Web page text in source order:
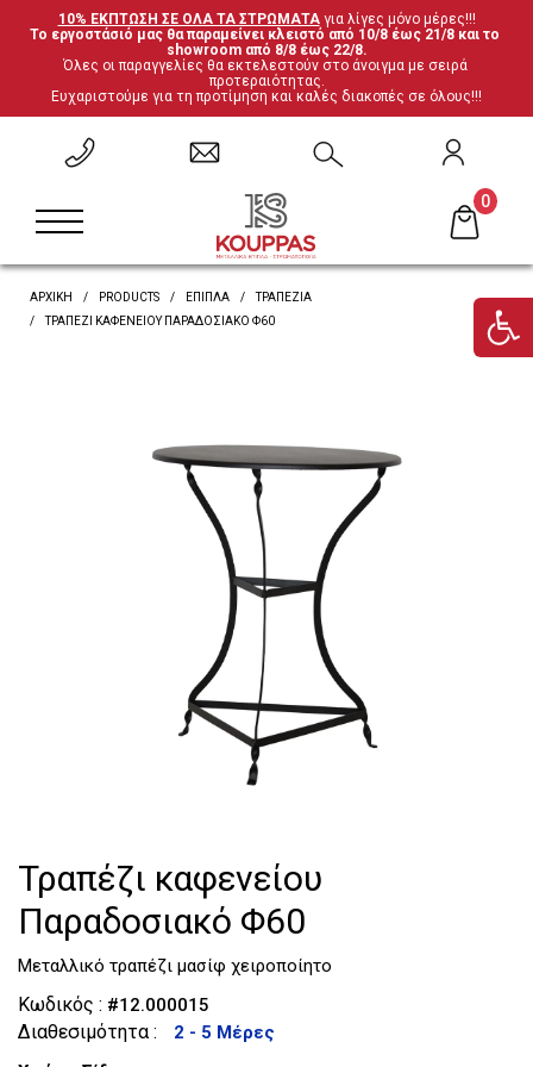
10% ΕΚΠΤΩΣΗ ΣΕ ΟΛΑ ΤΑ ΣΤΡΩΜΑΤΑ για λίγες μόνο μέρες!!!
Το εργοστάσιό μας θα παραμείνει κλειστό από 10/8 έως 21/8 και το
showroom από 8/8 έως 22/8.
Όλες οι παραγγελίες θα εκτελεστούν στο άνοιγμα με σειρά
προτεραιότητας.
Ευχαριστούμε για τη προτίμηση και καλές διακοπές σε όλους!!!
0
ΕΠΙΣΤΡΟΦΗ
Σετ Υπνοδωματίου
Κρεβάτια Ξύλο-Μέταλλο
Ντυμένα Κρεβάτια
ΕΠΙΣΤΡΟΦΗ
Ανατομικά
Βρες το στρώμα σου
ΕΠΙΣΤΡΟΦΗ
Καρέκλες
Γραφεία
ΕΠΙΣΤΡΟΦΗ
Έπιπλα ξενοδοχείου
ΑΡΧΙΚΗ PRODUCTS ΈΠΙΠΛΑ
ΤΡΑΠΈΖΙΑ
ΤΡΑΠΈΖΙ ΚΑΦΕΝΕΊΟΥ ΠΑΡΑΔΟΣΙΑΚΌ Φ60
Τραπέζι καφενείου
Παραδοσιακό Φ60
Μεταλλικό τραπέζι μασίφ χειροποίητο
Κωδικός : #12.000015
Διαθεσιμότητα :
2 - 5 Μέρες